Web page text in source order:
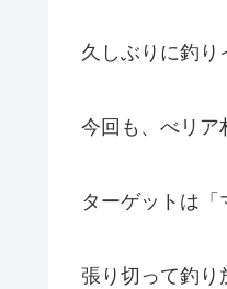
久しぶりに釣り
今回も、べリア
ターゲットは「
張り切って釣り